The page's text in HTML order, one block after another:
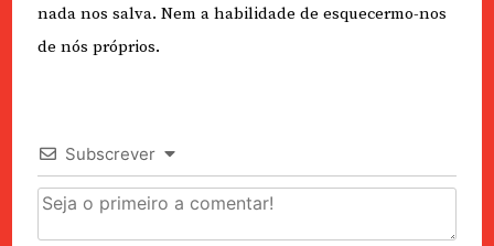
nada nos salva. Nem a habilidade de esquecermo-nos
de nós próprios.
Subscrever